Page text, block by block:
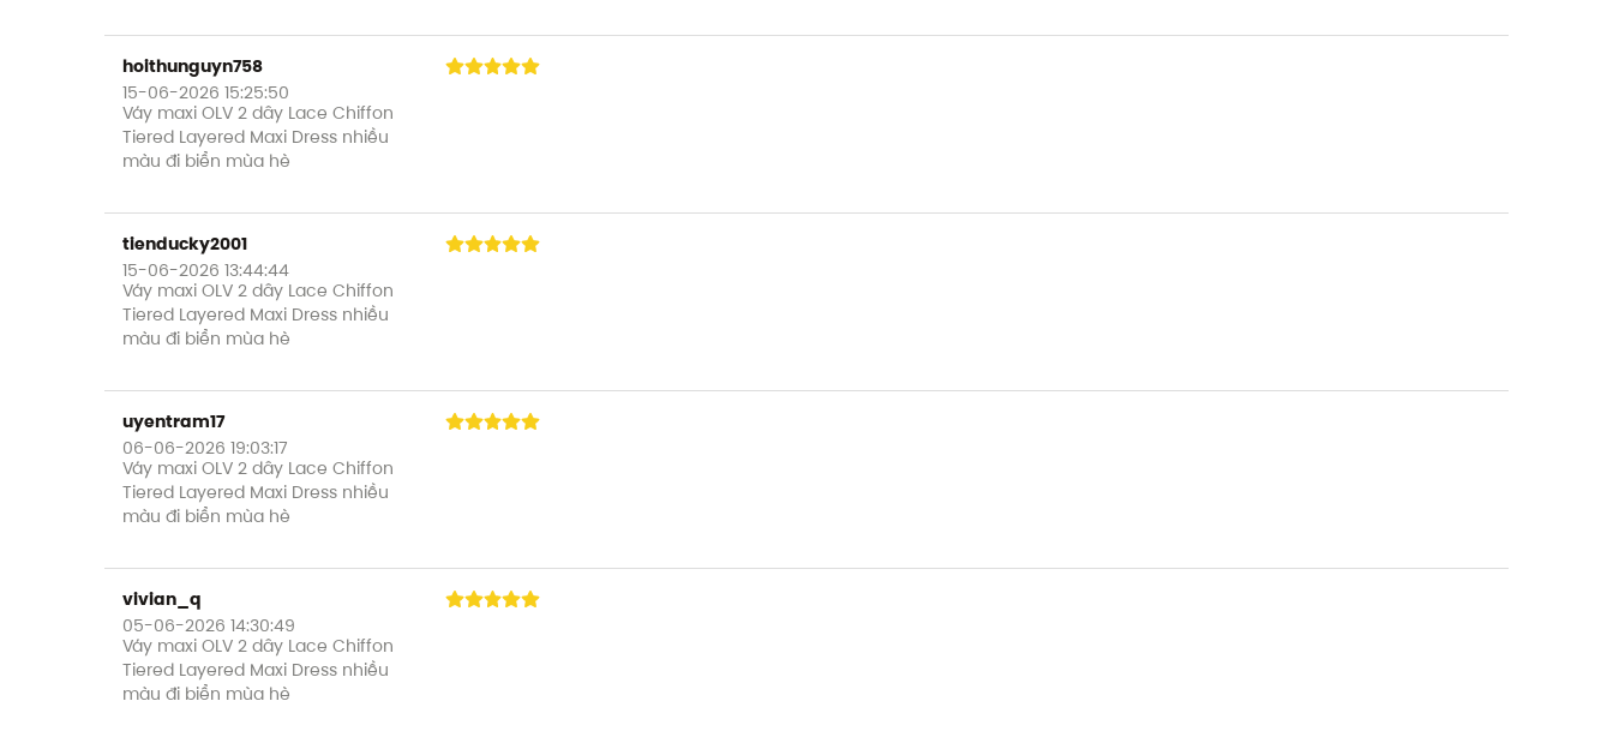
hoithunguyn758
15-06-2026 15:25:50
Váy maxi OLV 2 dây Lace Chiffon
Tiered Layered Maxi Dress nhiều
màu đi biển mùa hè
tienducky2001
15-06-2026 13:44:44
Váy maxi OLV 2 dây Lace Chiffon
Tiered Layered Maxi Dress nhiều
màu đi biển mùa hè
uyentram17
06-06-2026 19:03:17
Váy maxi OLV 2 dây Lace Chiffon
Tiered Layered Maxi Dress nhiều
màu đi biển mùa hè
vivian_q
05-06-2026 14:30:49
Váy maxi OLV 2 dây Lace Chiffon
Tiered Layered Maxi Dress nhiều
màu đi biển mùa hè